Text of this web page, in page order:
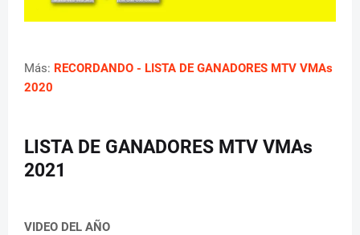
Más: RECORDANDO - LISTA DE GANADORES MTV VMAs
2020
LISTA DE GANADORES MTV VMAs
2021
VIDEO DEL AÑO